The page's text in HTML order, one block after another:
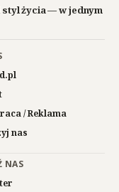
życia — w jednym
/ Reklama
nas
NAS